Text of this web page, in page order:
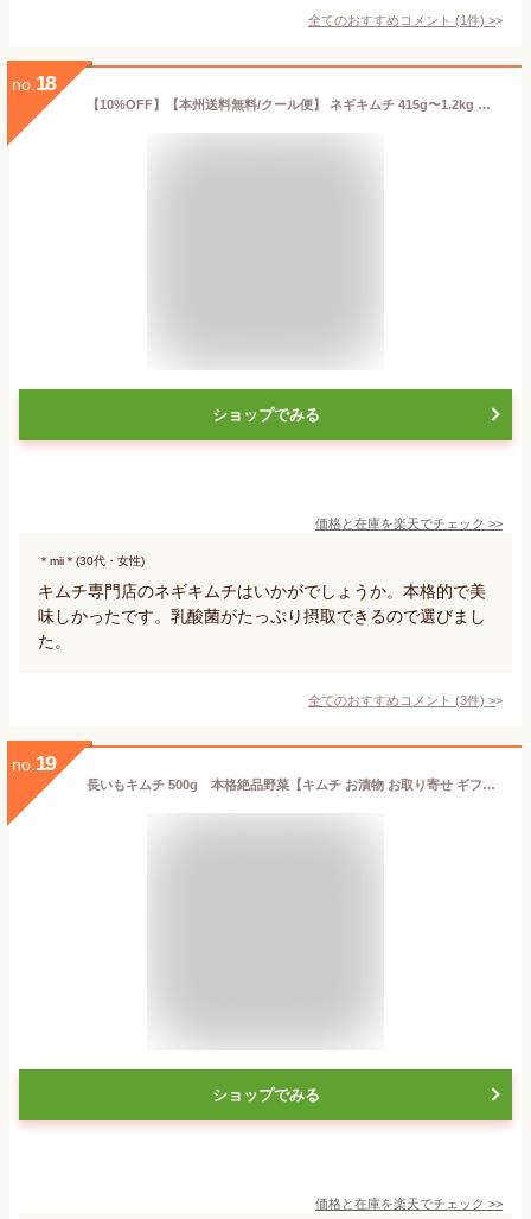
全てのおすすめコメント (1件) >
no. 18
【10%OFF】【本州送料無料/クール便】 ネギキムチ 415g〜1.2kg 選べる内容量 パキムチ 本格 発酵食品 腸活 乳酸菌 薬膳食材 天然素材 旨味 ご飯のお供 おつまみ 韓国食品 手作り 漬物 ギフト 贈り物 プレゼント 三口一品 キムチ専門店 おすすめ 取り寄せ 韓国 中国 伝統 熟成
ショップでみる
価格と在庫を楽天でチェック >>
＊mii＊(30代・女性)
キムチ専門店のネギキムチはいかがでしょうか。本格的で美
味しかったです。乳酸菌がたっぷり摂取できるので選びまし
た。
全てのおすすめコメント (3件) >
no. 19
長いもキムチ 500g 本格絶品野菜【キムチ お漬物 お取り寄せ ギフト ご飯のお供 父の日 お中元 韓国 唐辛子 山芋 長芋 キムチサラダ 野菜キムチ 国産 乳酸菌 発酵 発酵食品 天平キムチ】
ショップでみる
価格と在庫を楽天でチェック >>